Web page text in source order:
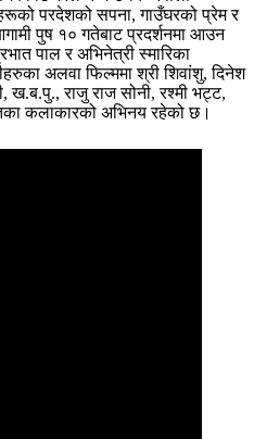
परदेशको सपना, गाउँघरको प्रेम र
पुष १० गतेबाट प्रदर्शनमा आउन
पाल र अभिनेत्री स्मारिका
अलवा फिल्ममा श्री शिवांशु, दिनेश
ख.ब.पु., राजु राज सोनी, रश्मी भट्ट,
कलाकारको अभिनय रहेको छ।